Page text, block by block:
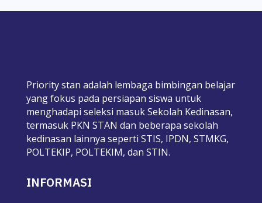
Priority stan adalah lembaga bimbingan belajar
yang fokus pada persiapan siswa untuk
menghadapi seleksi masuk Sekolah Kedinasan,
termasuk PKN STAN dan beberapa sekolah
kedinasan lainnya seperti STIS, IPDN, STMKG,
POLTEKIP, POLTEKIM, dan STIN.
INFORMASI